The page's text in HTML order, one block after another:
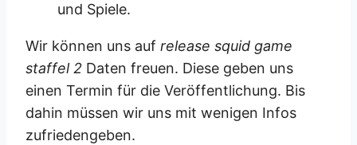
und Spiele.
Wir können uns auf release squid game
staffel 2 Daten freuen. Diese geben uns
einen Termin für die Veröffentlichung. Bis
dahin müssen wir uns mit wenigen Infos
zufriedengeben.